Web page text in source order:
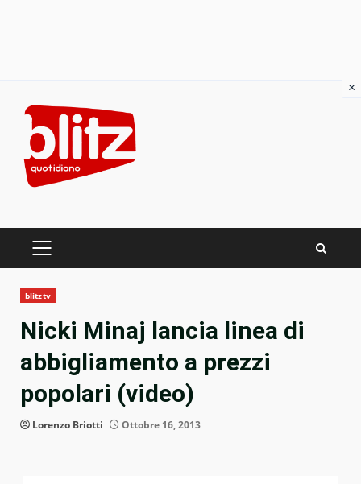
content
PRIMARY
blitztv
Nicki Minaj lancia linea di
abbigliamento a prezzi
popolari (video)
Lorenzo Briotti Ottobre 16, 2013
×